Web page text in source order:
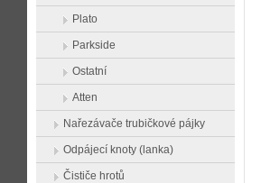
Plato
Parkside
Ostatní
Atten
Nařezávače trubičkové pájky
Odpájecí knoty (lanka)
Čističe hrotů